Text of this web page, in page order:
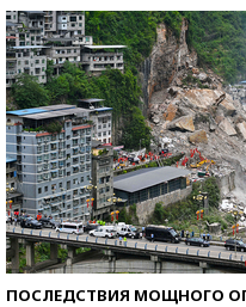
ПОСЛЕДСТВИЯ МОЩНОГО